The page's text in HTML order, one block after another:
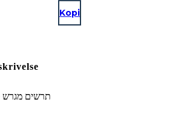
Kopi
תרשים מגרש